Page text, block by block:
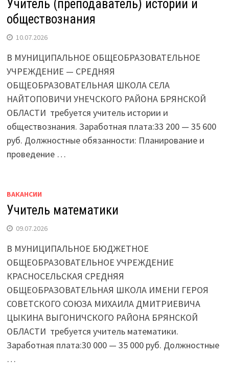
Учитель (преподаватель) истории и
обществознания
10.07.2026
В МУНИЦИПАЛЬНОЕ ОБЩЕОБРАЗОВАТЕЛЬНОЕ
УЧРЕЖДЕНИЕ — СРЕДНЯЯ
ОБЩЕОБРАЗОВАТЕЛЬНАЯ ШКОЛА СЕЛА
НАЙТОПОВИЧИ УНЕЧСКОГО РАЙОНА БРЯНСКОЙ
ОБЛАСТИ требуется учитель истории и
обществознания. Заработная плата:33 200 — 35 600
руб. Должностные обязанности: Планирование и
проведение …
ВАКАНСИИ
Учитель математики
09.07.2026
В МУНИЦИПАЛЬНОЕ БЮДЖЕТНОЕ
ОБЩЕОБРАЗОВАТЕЛЬНОЕ УЧРЕЖДЕНИЕ
КРАСНОСЕЛЬСКАЯ СРЕДНЯЯ
ОБЩЕОБРАЗОВАТЕЛЬНАЯ ШКОЛА ИМЕНИ ГЕРОЯ
СОВЕТСКОГО СОЮЗА МИХАИЛА ДМИТРИЕВИЧА
ЦЫКИНА ВЫГОНИЧСКОГО РАЙОНА БРЯНСКОЙ
ОБЛАСТИ требуется учитель математики.
Заработная плата:30 000 — 35 000 руб. Должностные
…